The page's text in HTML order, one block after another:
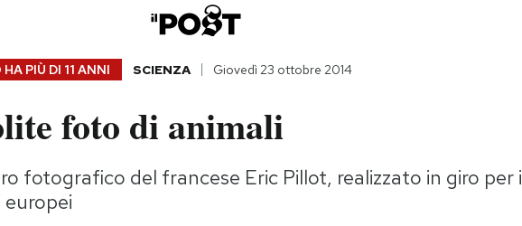
PIÙ DI 11 ANNI SCIENZA Giovedì 23 ottobre 2014
foto di animali
fotografico del francese Eric Pillot, realizzato in giro per i
europei